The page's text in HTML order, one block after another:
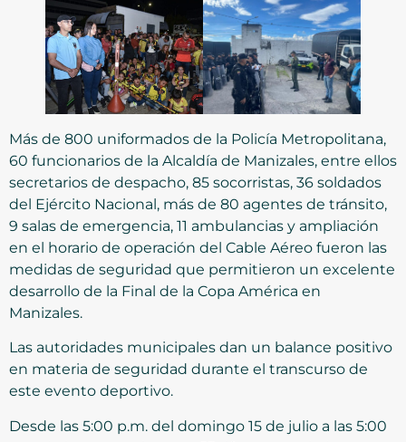
Más de 800 uniformados de la Policía Metropolitana,
60 funcionarios de la Alcaldía de Manizales, entre ellos
secretarios de despacho, 85 socorristas, 36 soldados
del Ejército Nacional, más de 80 agentes de tránsito,
9 salas de emergencia, 11 ambulancias y ampliación
en el horario de operación del Cable Aéreo fueron las
medidas de seguridad que permitieron un excelente
desarrollo de la Final de la Copa América en
Manizales.
Las autoridades municipales dan un balance positivo
en materia de seguridad durante el transcurso de
este evento deportivo.
Desde las 5:00 p.m. del domingo 15 de julio a las 5:00